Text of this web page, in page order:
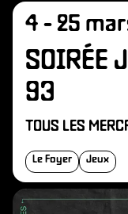
4 - 25
SOIRÉE
93
TOUS LES
Le Foyer Jeux